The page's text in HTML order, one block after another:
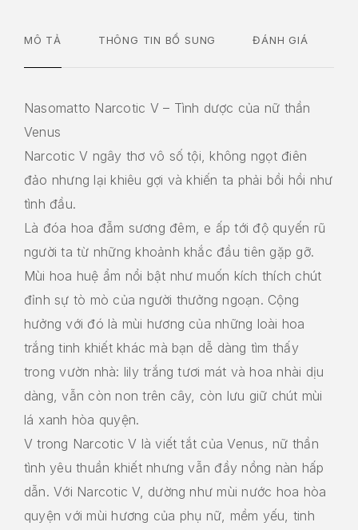
MÔ TẢ THÔNG TIN BỔ SUNG ĐÁNH GIÁ
Nasomatto Narcotic V – Tình dược của nữ thần
Venus
Narcotic V ngây thơ vô số tội, không ngọt điên
đảo nhưng lại khiêu gợi và khiến ta phải bồi hồi như
tình đầu.
Là đóa hoa đẫm sương đêm, e ấp tới độ quyến rũ
người ta từ những khoảnh khắc đầu tiên gặp gỡ.
Mùi hoa huệ ẩm nổi bật như muốn kích thích chút
đỉnh sự tò mò của người thưởng ngoạn. Cộng
hưởng với đó là mùi hương của những loài hoa
trắng tinh khiết khác mà bạn dễ dàng tìm thấy
trong vườn nhà: lily trắng tươi mát và hoa nhài dịu
dàng, vẫn còn non trên cây, còn lưu giữ chút mùi
lá xanh hòa quyện.
V trong Narcotic V là viết tắt của Venus, nữ thần
tình yêu thuần khiết nhưng vẫn đầy nồng nàn hấp
dẫn. Với Narcotic V, dường như mùi nước hoa hòa
quyện với mùi hương của phụ nữ, mềm yếu, tinh